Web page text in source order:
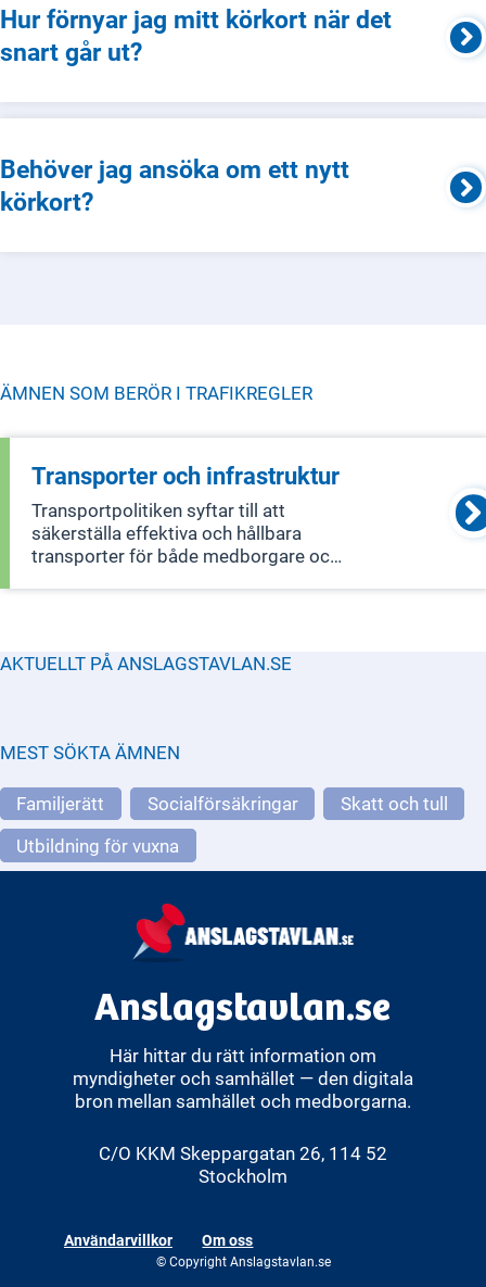
Hur förnyar jag mitt körkort när det
snart går ut?
Behöver jag ansöka om ett nytt
körkort?
ÄMNEN SOM BERÖR I TRAFIKREGLER
Transporter och infrastruktur
Transportpolitiken syftar till att
säkerställa effektiva och hållbara
transporter för både medborgare och
AKTUELLT PÅ ANSLAGSTAVLAN.SE
MEST SÖKTA ÄMNEN
Familjerätt Socialförsäkringar
Skatt och tull
Utbildning för vuxna
Anslagstavlan.se
Här hittar du rätt information om
myndigheter och samhället — den digitala
bron mellan samhället och medborgarna.
C/O KKM Skeppargatan 26, 114 52
Stockholm
Användarvillkor Om oss
© Copyright Anslagstavlan.se